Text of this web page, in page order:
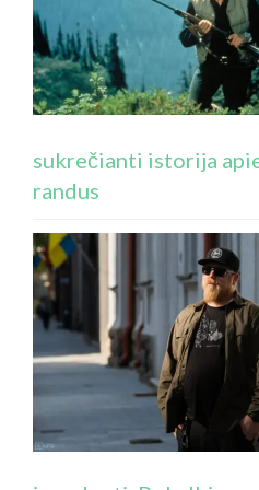
sukrečianti istorija
randus